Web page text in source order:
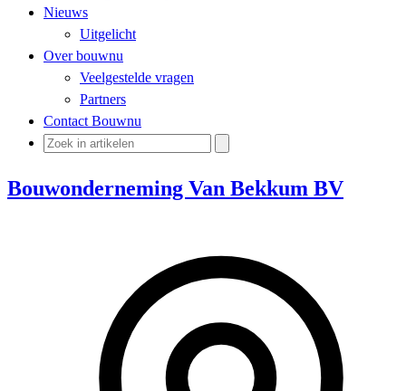
Nieuws
Uitgelicht
Over bouwnu
Veelgestelde vragen
Partners
Contact Bouwnu
Bouwonderneming Van Bekkum BV